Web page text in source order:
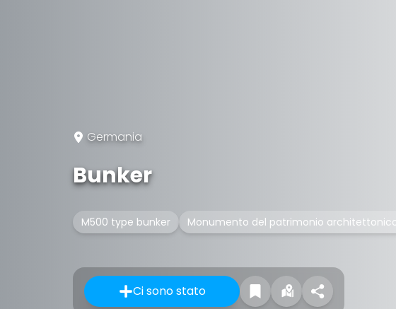
Germania
Bunker
M500 type bunker Monumento del patrimonio
Ci sono stato